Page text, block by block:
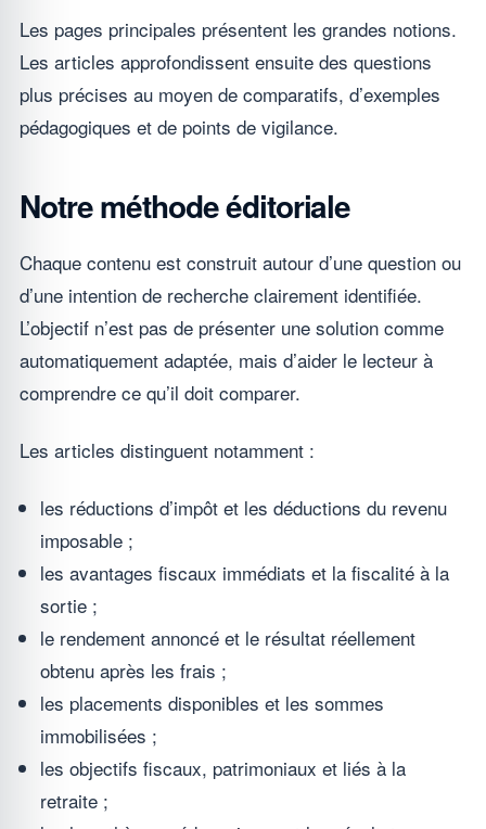
Les pages principales présentent les grandes notions.
Les articles approfondissent ensuite des questions
plus précises au moyen de comparatifs, d’exemples
pédagogiques et de points de vigilance.
Notre méthode éditoriale
Chaque contenu est construit autour d’une question ou
d’une intention de recherche clairement identifiée.
L’objectif n’est pas de présenter une solution comme
automatiquement adaptée, mais d’aider le lecteur à
comprendre ce qu’il doit comparer.
Les articles distinguent notamment :
les réductions d’impôt et les déductions du revenu
imposable ;
les avantages fiscaux immédiats et la fiscalité à la
sortie ;
le rendement annoncé et le résultat réellement
obtenu après les frais ;
les placements disponibles et les sommes
immobilisées ;
les objectifs fiscaux, patrimoniaux et liés à la
retraite ;